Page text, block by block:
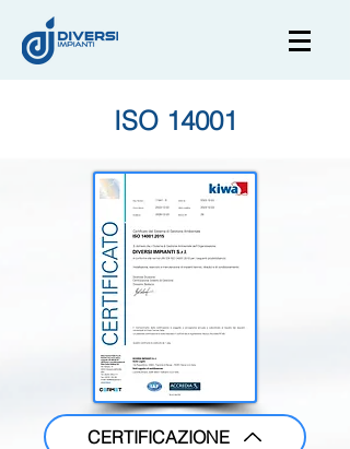
ISO 14001
CERTIFICAZIONE